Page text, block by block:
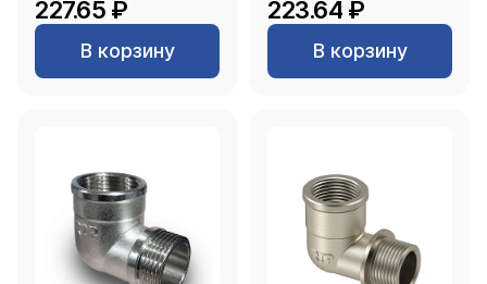
227.65 ₽
В корзину
223.64 ₽
В корзину